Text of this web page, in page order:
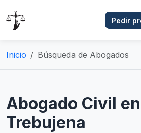
Pedir
Inicio Búsqueda de Abogados
Abogado Civil en
Trebujena